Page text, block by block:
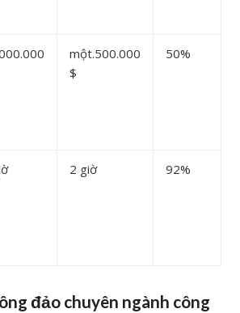
một.500.000
$
50%
2 giờ 92%
đảo chuyên ngành công